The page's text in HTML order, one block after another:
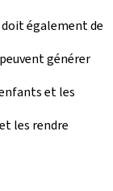
également de
générer
et les
les rendre